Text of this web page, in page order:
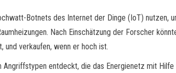
Botnets des Internet der Dinge (IoT) nutzen,
Nach Einschätzung der Forscher
und verkaufen, wenn er hoch ist.
entdeckt, die das Energienetz mit